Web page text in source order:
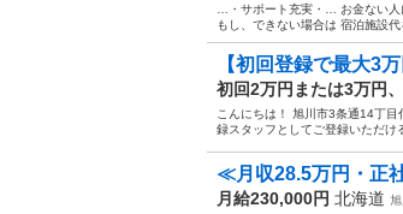
…・サポート充実・… お金ない人
もし、できない場合は 宿泊施設
【初回登録で最大3
初回2万円または3万円
こんにちは！ 旭川市3条通14丁
録スタッフとしてご登録いただけ
≪月収28.5万円・正
月給230,000円 北海道